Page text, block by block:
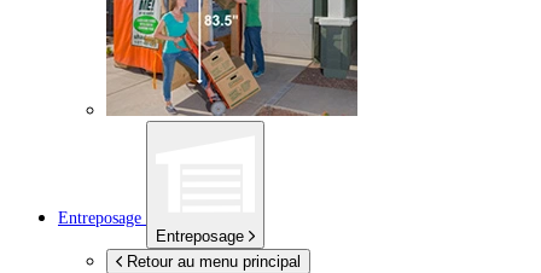
Entreposage
Entreposage
Retour au menu principal